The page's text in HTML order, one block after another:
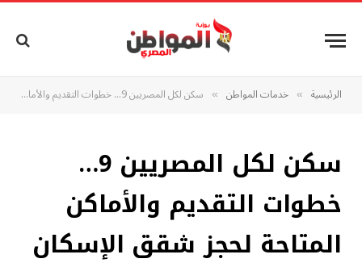
الرئيسية » خدمات المواطن » سكن لكل المصريين 9… خطوات التقديم والأماكن المتاحة لحجز شقق الإسكان الاجتماعي 2026
سكن لكل المصريين 9…
خطوات التقديم والأماكن
المتاحة لحجز شقق الإسكان